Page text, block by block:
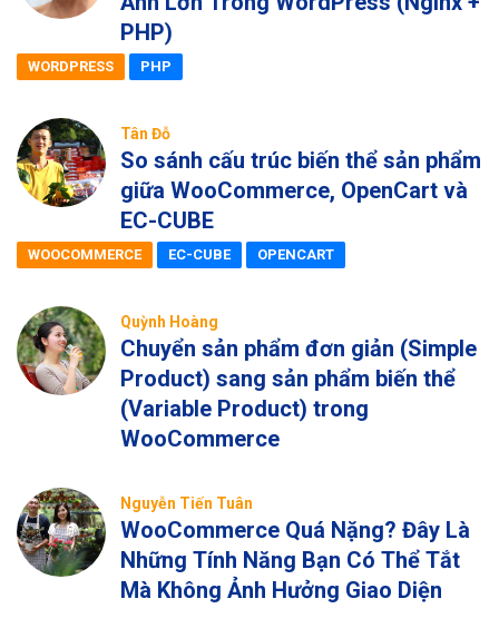
PHP)
WORDPRESS PHP
Tân Đỗ
So sánh cấu trúc biến thể sản phẩm
giữa WooCommerce, OpenCart và
EC-CUBE
WOOCOMMERCE EC-CUBE OPENCART
Quỳnh Hoàng
Chuyển sản phẩm đơn giản (Simple
Product) sang sản phẩm biến thể
(Variable Product) trong
WooCommerce
Nguyễn Tiến Tuân
WooCommerce Quá Nặng? Đây Là
Những Tính Năng Bạn Có Thể Tắt
Mà Không Ảnh Hưởng Giao Diện